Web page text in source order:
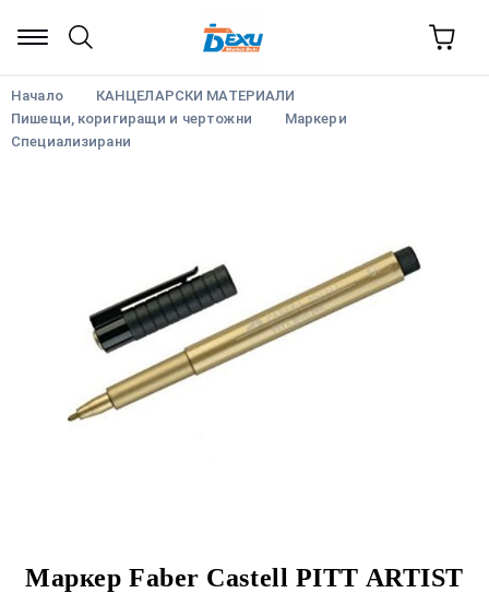
Начало
КАНЦЕЛАРСКИ МАТЕРИАЛИ
Пишещи, коригиращи и чертожни
Маркери
Специализирани
Маркер Faber Castell PITT ARTIST